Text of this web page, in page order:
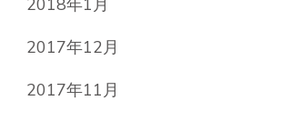
2018年1月
2017年12月
2017年11月